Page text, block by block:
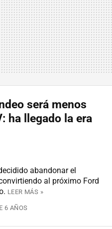
será menos
ha llegado la era
abandonar el
al próximo Ford
LEER MÁS »
6 AÑOS